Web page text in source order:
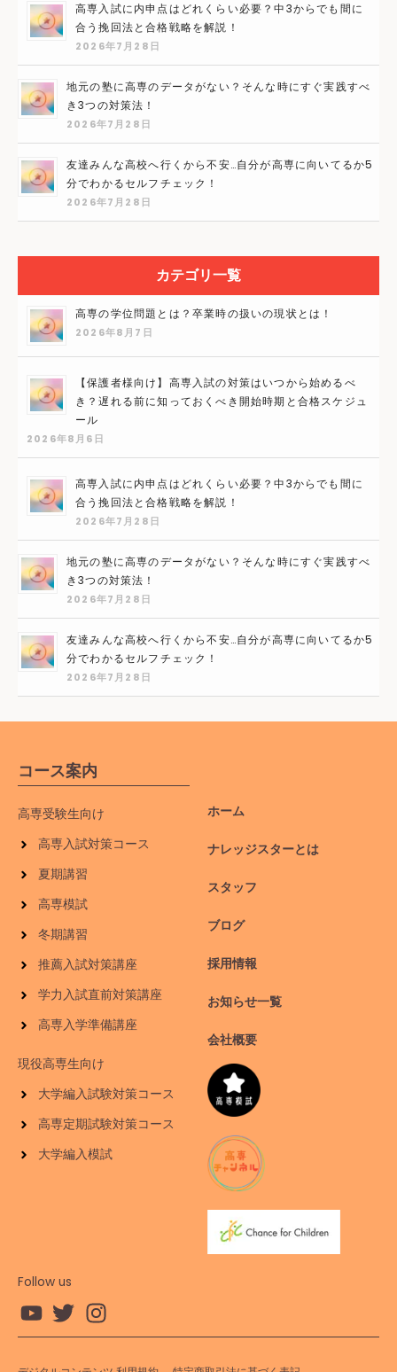
高専入試に内申点はどれくらい必要？中3からでも間に
合う挽回法と合格戦略を解説！
2026年7月28日
地元の塾に高専のデータがない？そんな時にすぐ実践すべ
き3つの対策法！
2026年7月28日
友達みんな高校へ行くから不安…自分が高専に向いてるか5
分でわかるセルフチェック！
2026年7月28日
カテゴリ一覧
高専の学位問題とは？卒業時の扱いの現状とは！
2026年8月7日
【保護者様向け】高専入試の対策はいつから始めるべ
き？遅れる前に知っておくべき開始時期と合格スケジュ
ール
2026年8月6日
高専入試に内申点はどれくらい必要？中3からでも間に
合う挽回法と合格戦略を解説！
2026年7月28日
地元の塾に高専のデータがない？そんな時にすぐ実践すべ
き3つの対策法！
2026年7月28日
友達みんな高校へ行くから不安…自分が高専に向いてるか5
分でわかるセルフチェック！
2026年7月28日
コース案内
高専受験生向け
高専入試対策コース
夏期講習
高専模試
冬期講習
推薦入試対策講座
学力入試直前対策講座
高専入学準備講座
現役高専生向け
大学編入試験対策コース
高専定期試験対策コース
大学編入模試
ホーム
ナレッジスターとは
スタッフ
ブログ
採用情報
お知らせ一覧
会社概要
Follow us